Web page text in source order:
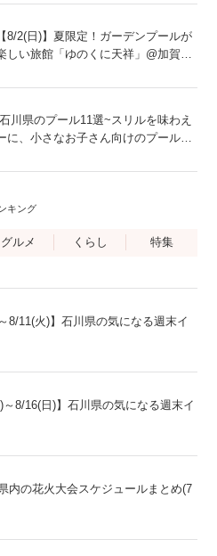
8/2(日)】夏限定！ガーデンプールが
しい旅館「ゆのくに天祥」@加賀
川県のプール11選~スリルを味わえ
に、小さなお子さん向けのプール
キング
グルメ くらし 特集
8/11(火)】石川県の気になる週末イ
～8/16(日)】石川県の気になる週末イ
内の花火大会スケジュールまとめ(7